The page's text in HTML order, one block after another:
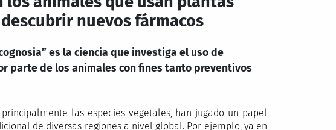
nuevos fármacos
es la ciencia que investiga el uso de
parte de los animales con fines tanto preventivos
las especies vegetales, han jugado un papel
de diversas regiones a nivel global. Por ejemplo, ya en